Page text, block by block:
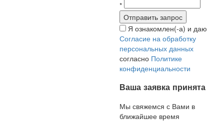
*
Я ознакомлен(-а) и даю
Согласие на обработку
персональных данных
согласно Политике
конфиденциальности
Ваша заявка принята
Мы свяжемся с Вами в
ближайшее время